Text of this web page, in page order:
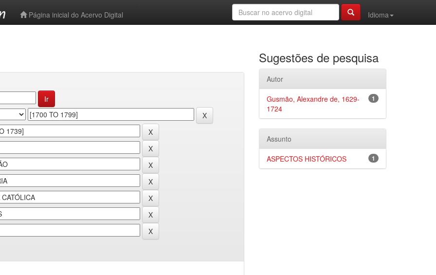
Página inicial do Acervo Digital
Idioma
Sugestões de pesquisa
Autor
1
Gusmão, Alexandre de, 1629-
1724
Assunto
1
ASPECTOS HISTÓRICOS